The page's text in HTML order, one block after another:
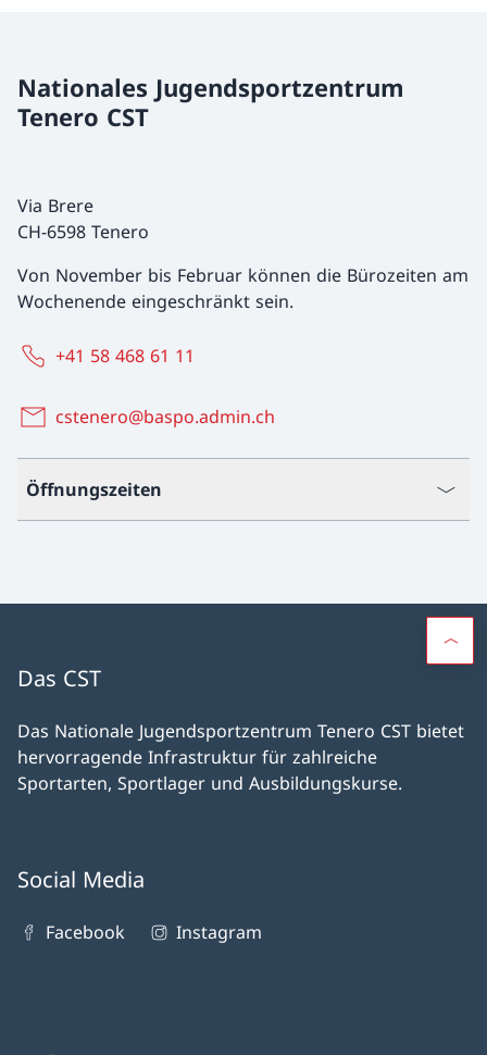
Nationales Jugendsportzentrum
Tenero CST
Via Brere
CH-6598 Tenero
Von November bis Februar können die Bürozeiten am
Wochenende eingeschränkt sein.
+41 58 468 61 11
cstenero@baspo.admin.ch
Öffnungszeiten
Das CST
Das Nationale Jugendsportzentrum Tenero CST bietet
hervorragende Infrastruktur für zahlreiche
Sportarten, Sportlager und Ausbildungskurse.
Social Media
Facebook Instagram